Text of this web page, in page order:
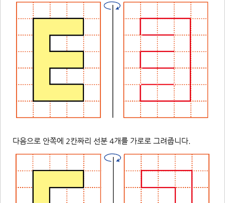
다음으로 안쪽에 2칸짜리 선분 4개를 가로로 그려줍니다.